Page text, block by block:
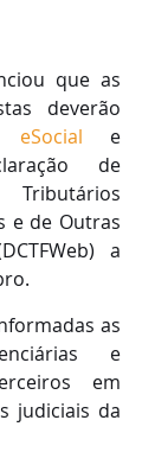
que as
deverão
eSocial e
de
e de Outras
a
as
e
em
judiciais da